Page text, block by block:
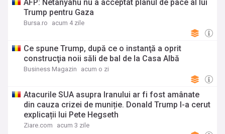
AFP: Netanyahu nu a acceptat planul de pace al lui
Trump pentru Gaza
Bursa.ro acum 4 zile
Ce spune Trump, după ce o instanţă a oprit
construcţia noii săli de bal de la Casa Albă
Business Magazin acum o zi
Atacurile SUA asupra Iranului ar fi fost amânate
din cauza crizei de muniție. Donald Trump I-a cerut
explicații lui Pete Hegseth
Ziare.com acum 3 zile